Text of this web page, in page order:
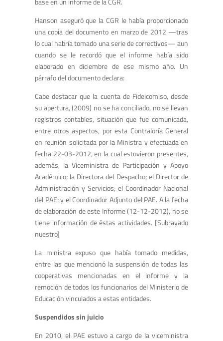
Hanson aseguró que la CGR le había proporcionado
una copia del documento en marzo de 2012 —tras
lo cual habría tomado una serie de correctivos— aun
cuando se le recordó que el informe había sido
elaborado en diciembre de ese mismo año. Un
párrafo del documento declara:
Cabe destacar que la cuenta de Fideicomiso, desde
su apertura, (2009) no se ha conciliado, no se llevan
registros contables, situación que fue comunicada,
entre otros aspectos, por esta Contraloría General
en reunión solicitada por la Ministra y efectuada en
fecha 22-03-2012, en la cual estuvieron presentes,
además, la Viceministra de Participación y Apoyo
Académico; la Directora del Despacho; el Director de
Administración y Servicios; el Coordinador Nacional
del PAE; y el Coordinador Adjunto del PAE. A la fecha
de elaboración de este Informe (12-12-2012), no se
tiene información de éstas actividades. [Subrayado
nuestro]
La ministra expuso que había tomado medidas,
entre las que mencionó la suspensión de todas las
cooperativas mencionadas en el informe y la
remoción de todos los funcionarios del Ministerio de
Educación vinculados a estas entidades.
Suspendidos sin juicio
En 2010, el PAE estuvo a cargo de la viceministra